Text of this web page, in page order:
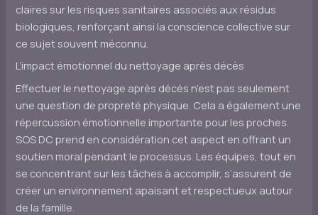
claires sur les risques sanitaires associés aux résidus
biologiques, renforçant ainsi la conscience collective sur
ce sujet souvent méconnu.
L’impact émotionnel du nettoyage après décès
Effectuer le nettoyage après décès n’est pas seulement
une question de propreté physique. Cela a également une
répercussion émotionnelle importante pour les proches.
SOS DC prend en considération cet aspect en offrant un
soutien moral pendant le processus. Les équipes, tout en
se concentrant sur les tâches à accomplir, s’assurent de
créer un environnement apaisant et respectueux autour
de la famille.